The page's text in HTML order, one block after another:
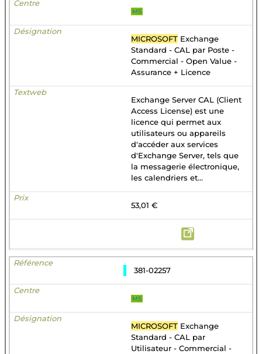
MS
MICROSOFT Exchange
Standard - CAL par Poste -
Commercial - Open Value -
Assurance + Licence
Exchange Server CAL (Client
Access License) est une
licence qui permet aux
utilisateurs ou appareils
d'accéder aux services
d'Exchange Server, tels que
la messagerie électronique,
les calendriers et...
53,01 €
381-02257
MS
MICROSOFT Exchange
Standard - CAL par
Utilisateur - Commercial -